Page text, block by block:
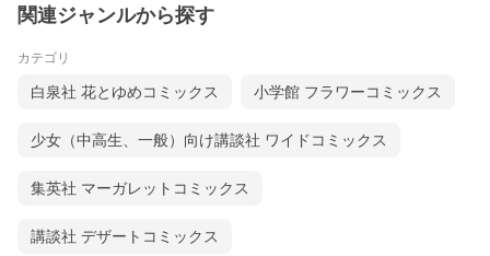
関連ジャンルから探す
カテゴリ
白泉社 花とゆめコミックス 小学館 フラワーコミックス
少女（中高生、一般）向け講談社 ワイドコミックス
集英社 マーガレットコミックス
講談社 デザートコミックス